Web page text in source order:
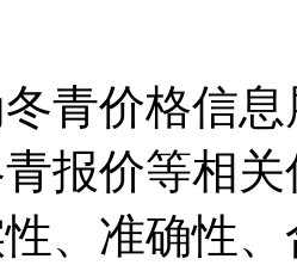
青价格信
报价等相
、准确性